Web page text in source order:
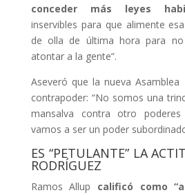
conceder más leyes
inservibles para que alimente
de olla de última hora para
atontar a la gente”.
Aseveró que la nueva
contrapoder: “No somos una
mansalva contra otro
vamos a ser un poder
ES “PETULANTE” LA
RODRÍGUEZ
Ramos Allup calificó como